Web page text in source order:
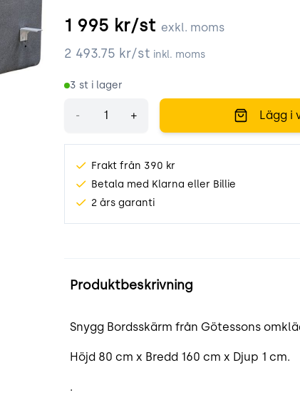
1 995 kr/st exkl. moms
2 493.75 kr/st inkl. moms
3 st i lager
- + Lägg i
Frakt från 390 kr
Betala med Klarna eller Billie
2 års garanti
Produktbeskrivning
Snygg Bordsskärm från Götessons
Höjd 80 cm x Bredd 160 cm x Djup 1 cm.
.